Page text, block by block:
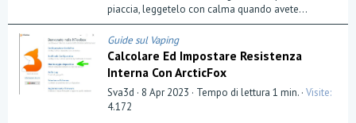
e
)
piaccia, leggetelo con calma quando avete...
Guide sul Vaping
Calcolare Ed Impostare Resistenza
Interna Con ArcticFox
Sva3d 8 Apr 2023 Tempo di lettura 1 min. Visite
4.172